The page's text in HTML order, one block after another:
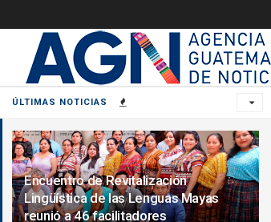
ÚLTIMAS NOTICIAS
Encuentro de Revitalización
Lingüística de las Lenguas Mayas
reunió a 46 facilitadores